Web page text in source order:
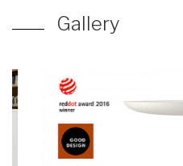
Gallery